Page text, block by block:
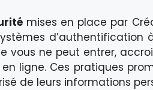
mises en place par
vous ne peut entrer,
ligne. Ces pratiques
de leurs informations